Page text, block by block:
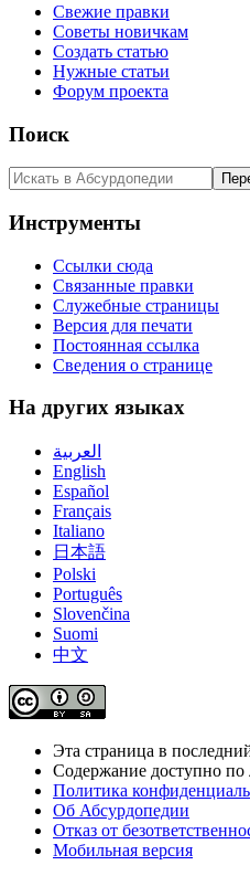
Свежие правки
Советы новичкам
Создать статью
Нужные статьи
Форум проекта
Поиск
Инструменты
Ссылки сюда
Связанные правки
Служебные страницы
Версия для печати
Постоянная ссылка
Сведения о странице
На других языках
العربية
English
Español
Français
Italiano
日本語
Polski
Português
Slovenčina
Suomi
中文
Эта страница в
Содержание доступно по
Политика
Об Абсурдопедии
Отказ от
Мобильная версия